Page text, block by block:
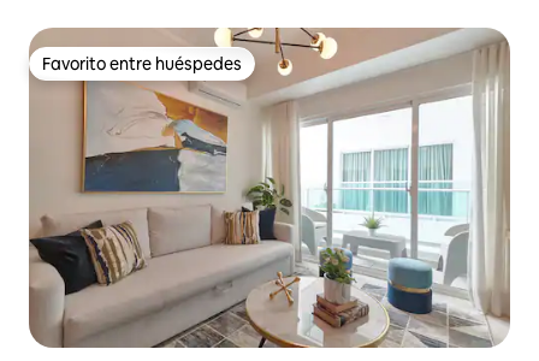
Favorito entre huéspedes
Favorito entre huéspedes